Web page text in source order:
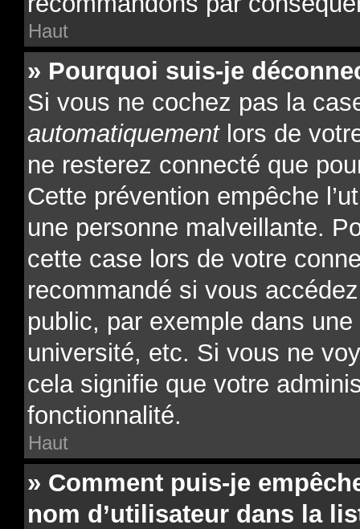
Haut
» Pourquoi suis-je
Si vous ne cochez pas la
automatiquementlors de
ne resterez connecté que
Cette prévention empêche
une personne malveillante.
cette case lors de votre
recommandé si vous
public, par exemple dans
université, etc. Si vous ne
cela signifie que votre
fonctionnalité.
Haut
» Comment puis-je
nom d’utilisateur dans la